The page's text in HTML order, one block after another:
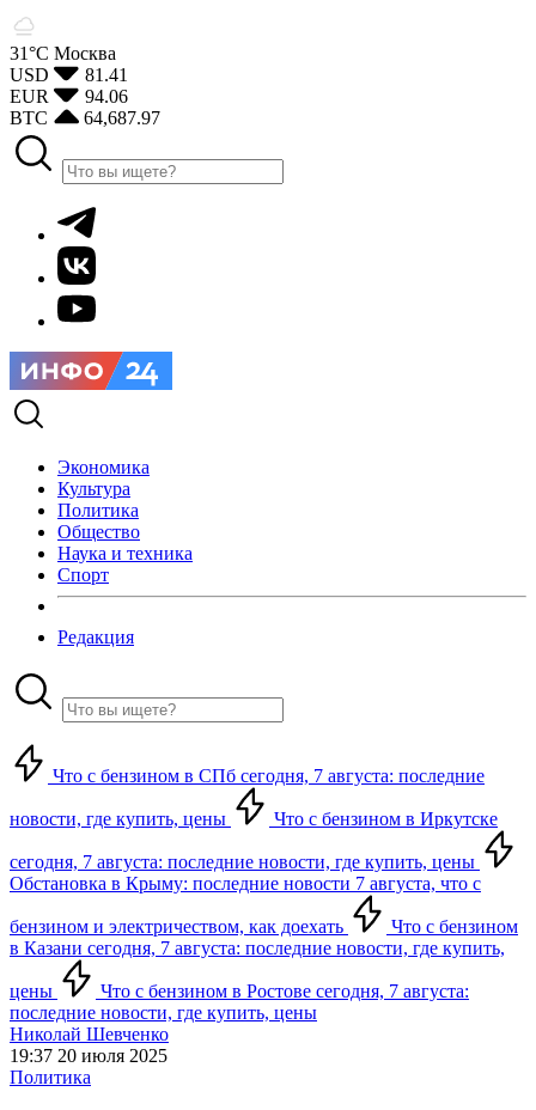
31°С Москва
USD
81.41
EUR
94.06
BTC
64,687.97
Экономика
Культура
Политика
Общество
Наука и техника
Спорт
Редакция
Что с бензином в СПб сегодня, 7 августа: последние
новости, где купить, цены Что с бензином в Иркутске
сегодня, 7 августа: последние новости, где купить, цены
Обстановка в Крыму: последние новости 7 августа, что с
бензином и электричеством, как доехать
Что с бензином
в Казани сегодня, 7 августа: последние новости, где купить,
цены
Что с бензином в Ростове сегодня, 7 августа:
последние новости, где купить, цены
Николай Шевченко
19:37 20 июля 2025
Политика